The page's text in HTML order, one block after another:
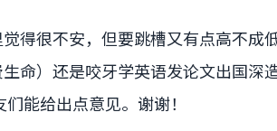
得很不安，但要跳槽又有点高不成
命）还是咬牙学英语发论文出国深
能给出点意见。谢谢！